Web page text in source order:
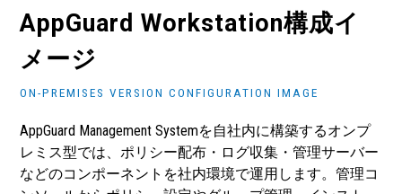
AppGuard Workstation構成イ
メージ
ON-PREMISES VERSION CONFIGURATION IMAGE
AppGuard Management Systemを自社内に構築するオンプ
レミス型では、ポリシー配布・ログ収集・管理サーバー
などのコンポーネントを社内環境で運用します。管理コ